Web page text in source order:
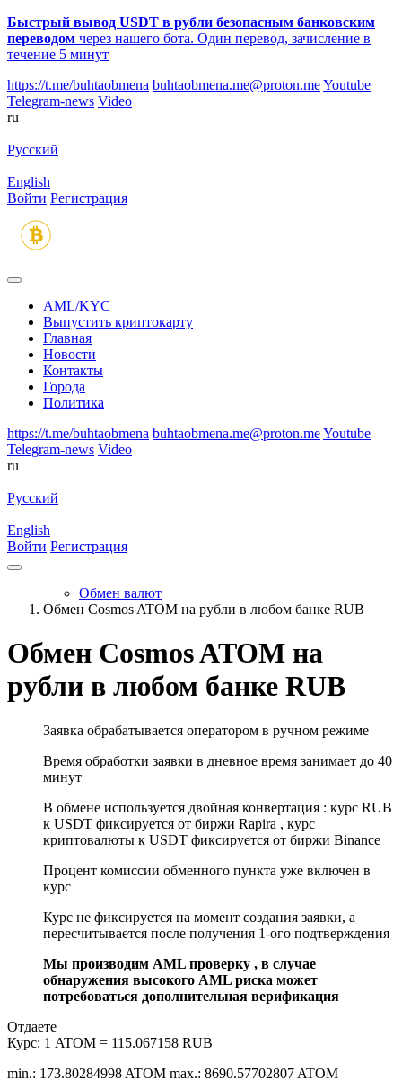
Быстрый вывод USDT в рубли безопасным банковским
переводом через нашего бота. Один перевод, зачисление в
течение 5 минут
https://t.me/buhtaobmena buhtaobmena.me@proton.meYoutube
Telegram-news Video
ru
Русский
English
Войти Регистрация
AML/KYC
Выпустить криптокарту
Главная
Новости
Контакты
Города
Политика
https://t.me/buhtaobmena buhtaobmena.me@proton.meYoutube
Telegram-news Video
ru
Русский
English
Войти Регистрация
Обмен валют
Обмен Cosmos ATOM на рубли в любом банке RUB
Обмен Cosmos ATOM на
рубли в любом банке RUB
Заявка обрабатывается оператором в ручном режиме
Время обработки заявки в дневное время занимает до 40
минут
В обмене используется двойная конвертация : курс RUB
к USDT фиксируется от биржи Rapira , курс
криптовалюты к USDT фиксируется от биржи Binance
Процент комиссии обменного пункта уже включен в
курс
Курс не фиксируется на момент создания заявки, а
пересчитывается после получения 1-ого подтверждения
Мы производим AML проверку , в случае
обнаружения высокого AML риска может
потребоваться дополнительная верификация
Отдаете
Курс: 1 ATOM = 115.067158 RUB
min.: 173.80284998 ATOM max.: 8690.57702807 ATOM